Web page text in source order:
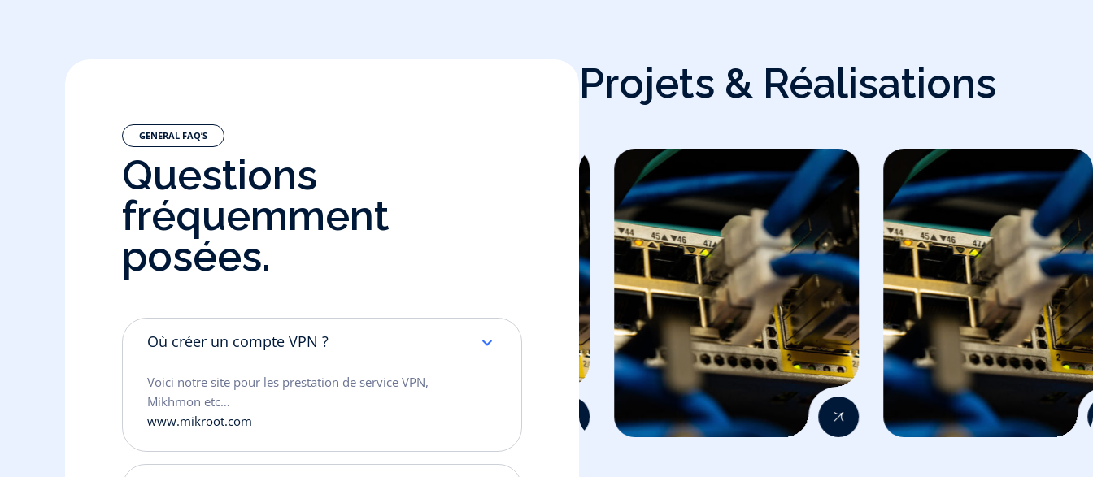
GENERAL FAQ’S
Questions
fréquemment
posées.
Où créer un compte VPN ?
Voici notre site pour les prestation de service VPN,
Mikhmon etc…
www.mikroot.com
Projets & Réalisations
Implémentation De
Serveur VOIP Avec
Implémentation D’une
Solution Hotspot AAA
Implémentation De
Serveur VOIP Avec
Yeastar S20 + Le TG100
MIKROTIK
Implémentation D’une
Solution Hotspot AAA
Avec Usermanager